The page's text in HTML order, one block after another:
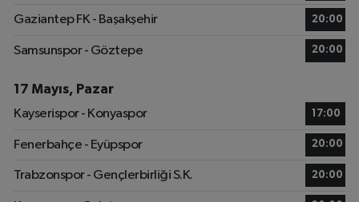
Gaziantep FK - Başakşehir 20:00
Samsunspor - Göztepe 20:00
17 Mayıs, Pazar
Kayserispor - Konyaspor
17:00
Fenerbahçe - Eyüpspor 20:00
Trabzonspor - Gençlerbirliği S.K. 20:00